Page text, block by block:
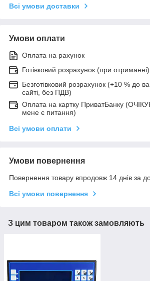
Всі умови доставки
Умови оплати
Оплата на рахунок
Готівковий розрахунок (при отриманні)
Безготівковий розрахунок (+10 % до
сайті, без ПДВ)
Оплата на картку ПриватБанку
мене є питання)
Всі умови оплати
Умови повернення
Повернення товару впродовж 14 днів за
Всі умови повернення
З цим товаром також замовляють